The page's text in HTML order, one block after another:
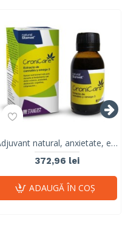
Adjuvant natural, anxietate, epilepsie, cancer, CRONICARE, STANGEST, 100 ml
372,96 lei
ADAUGĂ ÎN COŞ